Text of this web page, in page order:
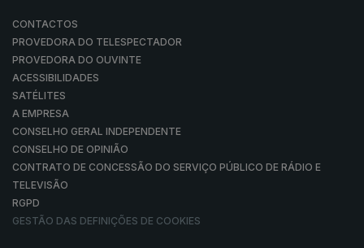
CONTACTOS
PROVEDORA DO TELESPECTADOR
PROVEDORA DO OUVINTE
ACESSIBILIDADES
SATÉLITES
A EMPRESA
CONSELHO GERAL INDEPENDENTE
CONSELHO DE OPINIÃO
CONTRATO DE CONCESSÃO DO SERVIÇO PÚBLICO DE RÁDIO E
TELEVISÃO
RGPD
GESTÃO DAS DEFINIÇÕES DE COOKIES